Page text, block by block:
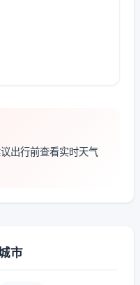
出行前查看实时天气
市